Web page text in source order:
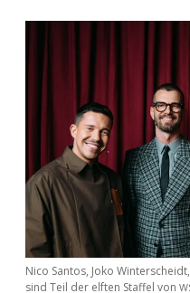
Nico Santos, Joko
sind Teil der elften Staf­fel von